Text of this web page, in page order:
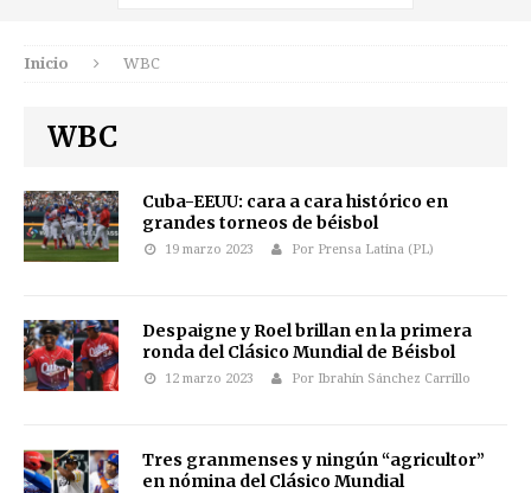
Inicio WBC
WBC
Cuba-EEUU: cara a cara histórico en
grandes torneos de béisbol
19 marzo 2023 Por Prensa Latina (PL)
Despaigne y Roel brillan en la primera
ronda del Clásico Mundial de Béisbol
12 marzo 2023 Por Ibrahín Sánchez Carrillo
Tres granmenses y ningún “agricultor”
en nómina del Clásico Mundial